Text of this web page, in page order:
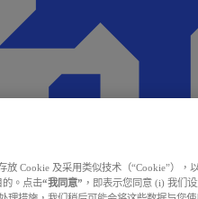
放 Cookie 及采用类似技术（“Cookie”），
的。点击“我同意” ，即表示您同意 (i) 我们